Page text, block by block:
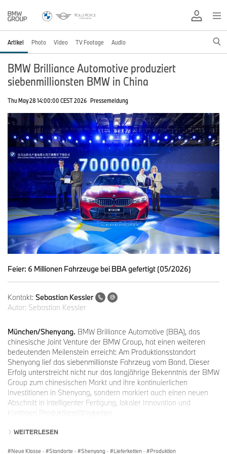
Artikel Photo Video TV Footage Audio
BMW Brilliance Automotive produziert
siebenmillionsten BMW in China
Thu May 28 14:00:00 CEST 2026 Pressemeldung
Feier: 6 Millionen Fahrzeuge bei BBA gefertigt (05/2026)
Kontakt: Sebastian Kessler
Autor: Sebastian Kessler
München/Shenyang. BMW Brilliance Automotive (BBA), das
chinesische Joint Venture der BMW Group, hat einen weiteren
bedeutenden Meilenstein erreicht: Am Produktionsstandort
Shenyang lief das siebenmillionste Fahrzeug vom Band. Dieser
Erfolg unterstreicht nicht nur das langjährige Bekenntnis der BMW
Group zum chinesischen Markt und ihre kontinuierlichen
Investitionen in Shenyang, sondern markiert auch einen neuen
Abschnitt in intelligenter Fertigung, lokaler Innovation und
künftigen Produktionsfähigkeiten.
„Seit über 30 Jahren sind wir tief in China verwurzelt. Der
Shenyang ist ein bedeutender Meilenstein dieser
WEITERLESEN
Neue Klasse · Standorte · Shenyang · Lieferketten · Produktion